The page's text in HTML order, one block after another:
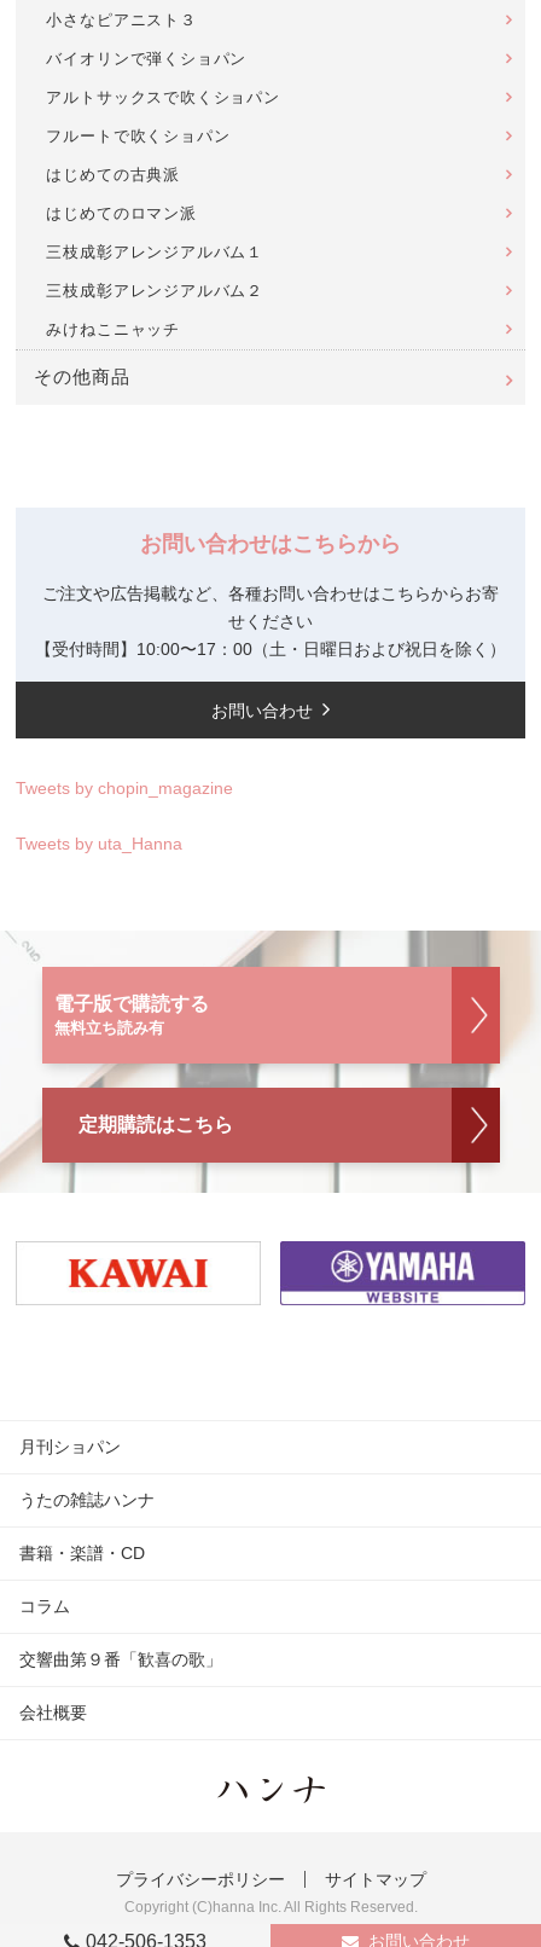
042-506-1353 お問い合わせ
小さなピアニスト３
バイオリンで弾くショパン
アルトサックスで吹くショパン
フルートで吹くショパン
はじめての古典派
はじめてのロマン派
三枝成彰アレンジアルバム１
三枝成彰アレンジアルバム２
みけねこニャッチ
その他商品
お問い合わせはこちらから
ご注文や広告掲載など、各種お問い合わせはこちらからお寄
せください
【受付時間】10:00〜17：00（土・日曜日および祝日を除く）
お問い合わせ
Tweets by chopin_magazine
Tweets by uta_Hanna
電子版で購読する
無料立ち読み有
定期購読はこちら
月刊ショパン
うたの雑誌ハンナ
書籍・楽譜・CD
コラム
交響曲第９番「歓喜の歌」
会社概要
プライバシーポリシー サイトマップ
Copyright (C)hanna Inc. All Rights Reserved.